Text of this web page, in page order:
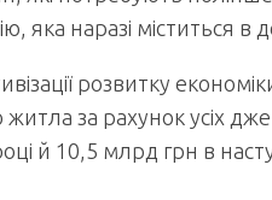
яка наразі міститься в
розвитку
за рахунок усіх
й 10,5 млрд грн в